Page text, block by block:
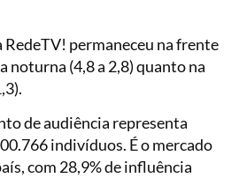
RedeTV! permaneceu na frente
noturna (4,8 a 2,8) quanto na
de audiência representa
indivíduos. É o mercado
com 28,9% de influência